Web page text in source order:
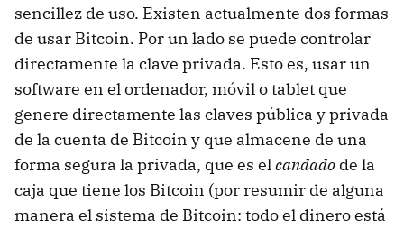
sencillez de uso. Existen actualmente dos formas
de usar Bitcoin. Por un lado se puede controlar
directamente la clave privada. Esto es, usar un
software en el ordenador, móvil o tablet que
genere directamente las claves pública y privada
de la cuenta de Bitcoin y que almacene de una
forma segura la privada, que es elcandado de la
caja que tiene los Bitcoin (por resumir de alguna
manera el sistema de Bitcoin: todo el dinero está